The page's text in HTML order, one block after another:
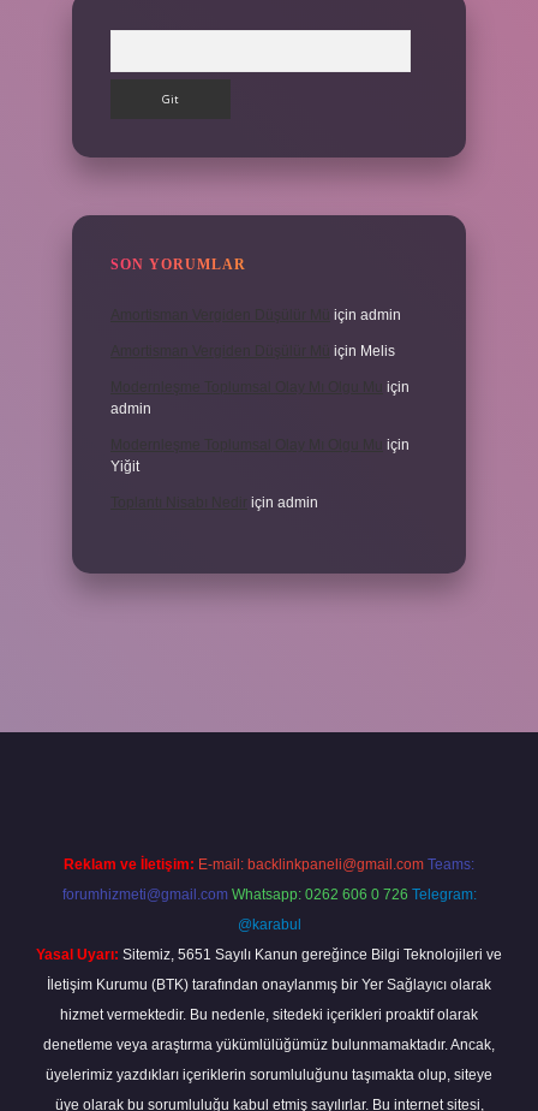
SON YORUMLAR
için admin
için Melis
için
admin
için
Yiğit
için admin
Reklam ve İletişim: E-mail: backlinkpaneli@gmail.com Teams:
forumhizmeti@gmail.com Whatsapp: 0262 606 0 726 Telegram:
@karabul
Yasal Uyarı: Sitemiz, 5651 Sayılı Kanun gereğince Bilgi Teknolojileri ve
İletişim Kurumu (BTK) tarafından onaylanmış bir Yer Sağlayıcı olarak
hizmet vermektedir. Bu nedenle, sitedeki içerikleri proaktif olarak
denetleme veya araştırma yükümlülüğümüz bulunmamaktadır. Ancak,
üyelerimiz yazdıkları içeriklerin sorumluluğunu taşımakta olup, siteye
üye olarak bu sorumluluğu kabul etmiş sayılırlar. Bu internet sitesi,